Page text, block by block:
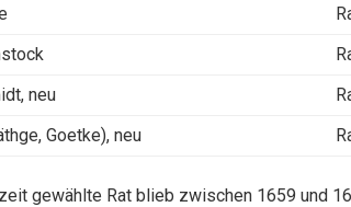
neu
Goetke), neu
gewählte Rat blieb zwischen 1659 und